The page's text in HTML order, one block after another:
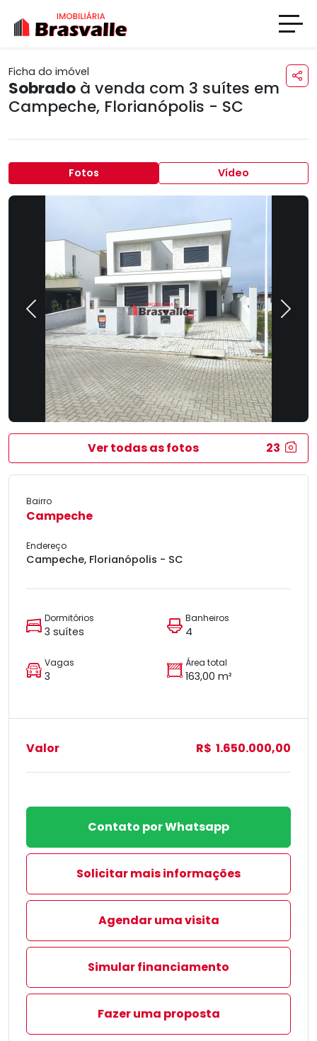
Ficha do imóvel
Sobrado à venda com 3 suítes em
Campeche, Florianópolis - SC
Fotos Vídeo
Previous Next
Ver todas as fotos 23
Bairro
Campeche
Endereço
Campeche, Florianópolis - SC
Dormitórios
3 suítes
Banheiros
4
Vagas
3
Área total
163,00 m²
Valor R$ 1.650.000,00
Contato por Whatsapp
Solicitar mais informações
Agendar uma visita
Simular financiamento
Fazer uma proposta